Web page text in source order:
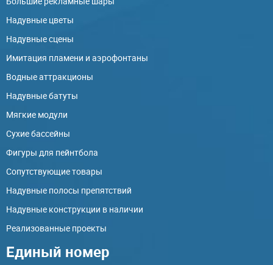
Надувные цветы
Надувные сцены
Имитация пламени и аэрофонтаны
Водные аттракционы
Надувные батуты
Мягкие модули
Сухие бассейны
Фигуры для пейнтбола
Сопутствующие товары
Надувные полосы препятствий
Надувные конструкции в наличии
Реализованные проекты
Единый номер